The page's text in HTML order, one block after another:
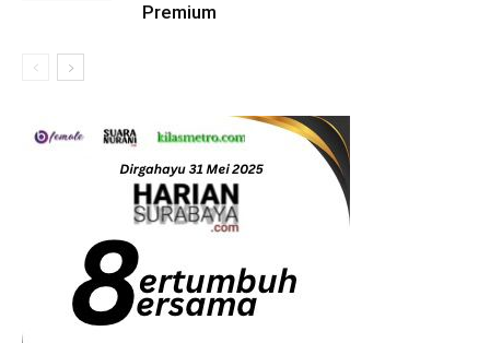
Premium